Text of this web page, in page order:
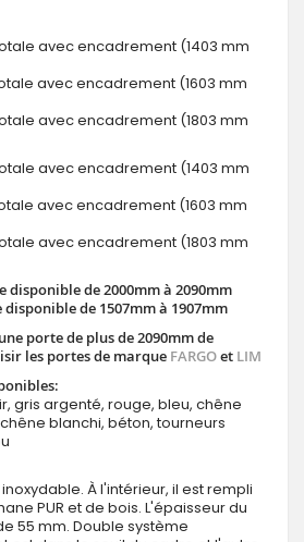
avec encadrement (1403 mm
avec encadrement (1603 mm
avec encadrement (1803 mm
avec encadrement (1403 mm
avec encadrement (1603 mm
avec encadrement (1803 mm
disponible de 2000mm à 2090mm
de 1507mm à 1907mm
porte de plus de 2090mm de
les portes de marque FARGOet LIM
gris argenté, rouge, bleu, chêne
blanchi, béton, tourneurs
À l'intérieur, il est rempli
PUR et de bois. L'épaisseur du
55 mm. Double système